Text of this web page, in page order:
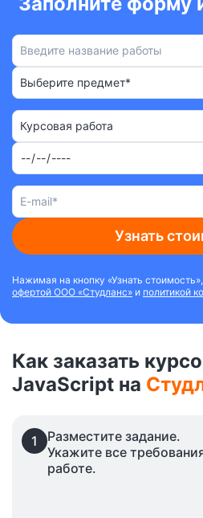
Выберите предмет*
Курсовая работа
Узнать
Нажимая на кнопку «Узнать
офертой ООО «Студланс» и политикой
Как заказать
JavaScript на
1
Разместите задание.
Укажите все
работе.